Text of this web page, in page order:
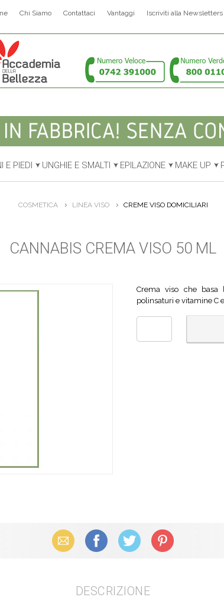
Chi Siamo Contattaci Vantaggi Iscriviti alla Newsletters
E PIEDI UNGHIE E SMALTI EPILAZIONE MAKE UP
COSMETICA LINEA VISO CREME VISO DOMICILIARI
CANNABIS CREMA VISO 50 ML
Crema viso che basa
polinsaturi e vitamine C
Email Facebook X (Twitter) Pinterest
DESCRIZIONE